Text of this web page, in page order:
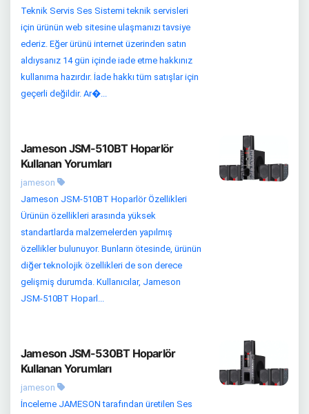
Teknik Servis Ses Sistemi teknik servisleri
için ürünün web sitesine ulaşmanızı tavsiye
ederiz. Eğer ürünü internet üzerinden satın
aldıysanız 14 gün içinde iade etme hakkınız
kullanıma hazırdır. İade hakkı tüm satışlar için
geçerli değildir. Ar�...
Jameson JSM-510BT Hoparlör
Kullanan Yorumları
jameson
Jameson JSM-510BT Hoparlör Özellikleri
Ürünün özellikleri arasında yüksek
standartlarda malzemelerden yapılmış
özellikler bulunuyor. Bunların ötesinde, ürünün
diğer teknolojik özellikleri de son derece
gelişmiş durumda. Kullanıcılar, Jameson
JSM-510BT Hoparl...
Jameson JSM-530BT Hoparlör
Kullanan Yorumları
jameson
İnceleme JAMESON tarafından üretilen Ses